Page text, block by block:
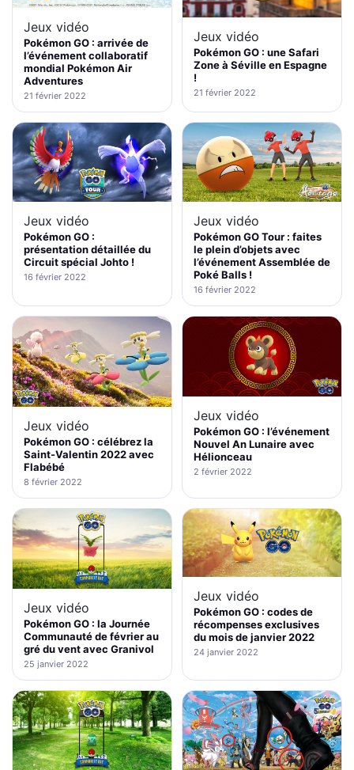
Jeux vidéo
Pokémon GO : arrivée de
l’événement collaboratif
mondial Pokémon Air
Adventures
21 février 2022
Jeux vidéo
Pokémon GO : une Safari
Zone à Séville en Espagne
!
21 février 2022
Jeux vidéo
Pokémon GO :
présentation détaillée du
Circuit spécial Johto !
16 février 2022
Jeux vidéo
Pokémon GO Tour : faites
le plein d’objets avec
l’événement Assemblée de
Poké Balls !
16 février 2022
Jeux vidéo
Pokémon GO : célébrez la
Saint-Valentin 2022 avec
Flabébé
8 février 2022
Jeux vidéo
Pokémon GO : l’événement
Nouvel An Lunaire avec
Hélionceau
2 février 2022
Jeux vidéo
Pokémon GO : la Journée
Communauté de février au
gré du vent avec Granivol
25 janvier 2022
Jeux vidéo
Pokémon GO : codes de
récompenses exclusives
du mois de janvier 2022
24 janvier 2022